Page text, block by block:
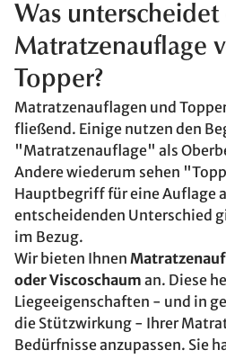
Was unterscheidet
Matratzenauflage
Topper?
Matratzenauflagen und
fließend. Einige nutzen den
"Matratzenauflage" als
Andere wiederum sehen
Hauptbegriff für eine Auflage
entscheidenden Unterschied
im Bezug.
Wir bieten Ihnen
oder Viscoschaum an. Diese
Liegeeigenschaften - und in
die Stützwirkung - Ihrer
Bedürfnisse anzupassen. Sie